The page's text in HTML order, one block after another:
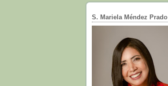
S. Mariela Méndez Prado